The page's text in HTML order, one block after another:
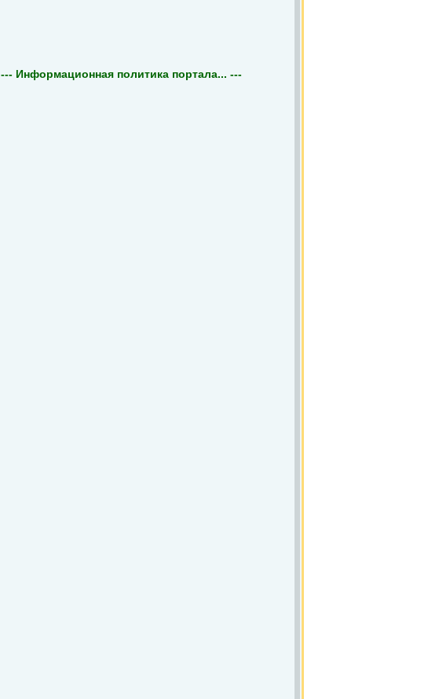
--- Информационная политика портала... ---